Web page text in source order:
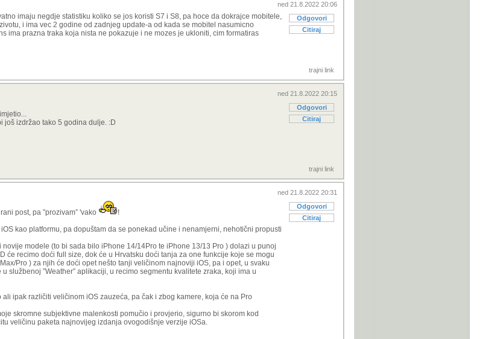
ned 21.8.2022 20:06
Odgovori
Citiraj
imaju negdje statistiku koliko se jos koristi S7 i S8, pa hoce da dokrajce mobitele,
i ima vec 2 godine od zadnjeg update-a od kada se mobitel nasumicno
ima prazna traka koja nista ne pokazuje i ne mozes je ukloniti, cim formatiras
trajni link
ned 21.8.2022 20:15
Odgovori
Citiraj
još izdržao tako 5 godina dulje. :D
trajni link
ned 21.8.2022 20:31
Odgovori
Citiraj
post, pa ”prozivam” 'vako
!
kao platformu, pa dopuštam da se ponekad učine i nenamjerni, nehotični propusti
modele (to bi sada bilo iPhone 14/14Pro te iPhone 13/13 Pro ) dolazi u punoj
će recimo doći full size, dok će u Hrvatsku doći tanja za one funkcije koje se mogu
Pro ) za njih će doći opet nešto tanji veličinom najnoviji iOS, pa i opet, u svaku
službenoj ”Weather” aplikaciji, u recimo segmentu kvalitete zraka, koji ima u
ipak različiti veličinom iOS zauzeća, pa čak i zbog kamere, koja će na Pro
skromne subjektivne malenkosti pomučio i provjerio, sigurno bi skorom kod
veličinu paketa najnovijeg izdanja ovogodišnje verzije iOSa.